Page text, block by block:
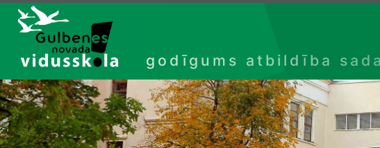
Izlaist
godīgums atbildība